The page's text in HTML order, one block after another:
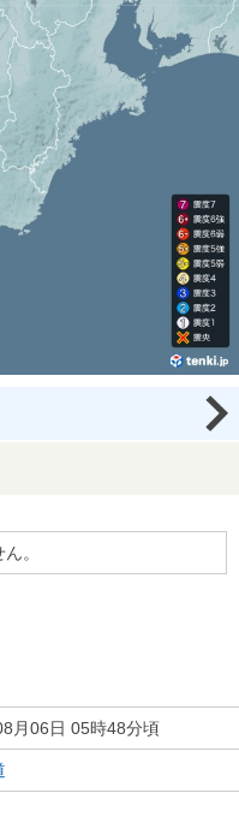
。
月06日 05時48分頃